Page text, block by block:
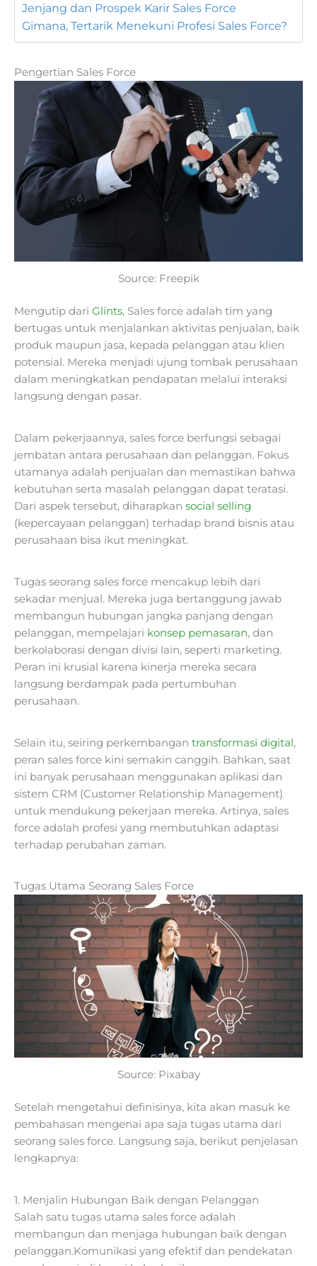
Jenjang dan Prospek Karir Sales Force
Gimana, Tertarik Menekuni Profesi Sales Force?
Pengertian Sales Force
Source: Freepik
Mengutip dari Glints, Sales force adalah tim yang
bertugas untuk menjalankan aktivitas penjualan, baik
produk maupun jasa, kepada pelanggan atau klien
potensial. Mereka menjadi ujung tombak perusahaan
dalam meningkatkan pendapatan melalui interaksi
langsung dengan pasar.
Dalam pekerjaannya, sales force berfungsi sebagai
jembatan antara perusahaan dan pelanggan. Fokus
utamanya adalah penjualan dan memastikan bahwa
kebutuhan serta masalah pelanggan dapat teratasi.
Dari aspek tersebut, diharapkan social selling
(kepercayaan pelanggan) terhadap brand bisnis atau
perusahaan bisa ikut meningkat.
Tugas seorang sales force mencakup lebih dari
sekadar menjual. Mereka juga bertanggung jawab
membangun hubungan jangka panjang dengan
pelanggan, mempelajari konsep pemasaran, dan
berkolaborasi dengan divisi lain, seperti marketing.
Peran ini krusial karena kinerja mereka secara
langsung berdampak pada pertumbuhan
perusahaan.
Selain itu, seiring perkembangan transformasi digital,
peran sales force kini semakin canggih. Bahkan, saat
ini banyak perusahaan menggunakan aplikasi dan
sistem CRM (Customer Relationship Management)
untuk mendukung pekerjaan mereka. Artinya, sales
force adalah profesi yang membutuhkan adaptasi
terhadap perubahan zaman.
Tugas Utama Seorang Sales Force
Source: Pixabay
Setelah mengetahui definisinya, kita akan masuk ke
pembahasan mengenai apa saja tugas utama dari
seorang sales force. Langsung saja, berikut penjelasan
lengkapnya:
1. Menjalin Hubungan Baik dengan Pelanggan
Salah satu tugas utama sales force adalah
membangun dan menjaga hubungan baik dengan
pelanggan.Komunikasi yang efektif dan pendekatan